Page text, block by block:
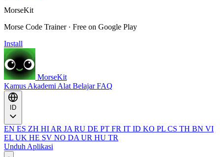
MorseKit
Morse Code Trainer · Free on Google Play
Install
MorseKit
Kamus Akademi Alat BelajarFAQ
EN ES ZH HI AR JA RU DE PT FR IT ID KO PL CS TH BN VI
EL UK HE SV NO DA UR HU TR
Unduh Aplikasi